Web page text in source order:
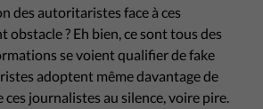
des autoritaristes face à ces
? Eh bien, ce sont tous des
se voient qualifier de fake
adoptent même davantage de
ces journalistes au silence, voire pire.